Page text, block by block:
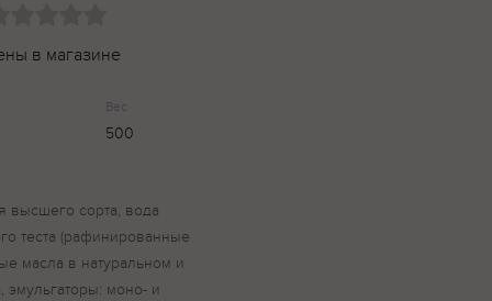
в магазине
Вес
500
высшего сорта, вода
теста (рафинированные
масла в натуральном и
моно- и